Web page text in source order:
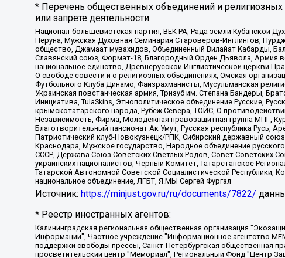
* Перечень общественных объединений и
или запрете деятельности:
Национал-большевистская партия, ВЕК РА, Рада земли Кубанской
Перуна, Мужская Духовная Семинария Староверов-Инглингов,
общество, Джамаат мувахидов, Объединенный Вилайат Кабарды,
Славянский союз, Формат-18, Благородный Орден Дьявола, Армия
национальное единство, Древнерусской Инглистической церкви
О свободе совести и о религиозных объединениях, Омская
Футбольного Клуба Динамо, Файзрахманисты, Мусульманская
Украинская повстанческая армия, Тризуб им. Степана Бандеры,
Инициатива, TulaSkins, Этнополитическое объединение Русские,
крымскотатарского народа, Рубеж Севера, ТОЙС, О
Независимость, Фирма, Молодежная правозащитная группа МПГ,
Благотворительный пансионат Ак Умут, Русская республика Русь,
Патриотический клуб-Новокузнецк/РПК, Сибирский державный
Краснодара, Мужское государство, Народное объединение
СССР, Держава Союз Советских Светлых Родов, Совет Советских
украинских националистов, Черный Комитет, Татарстанское
Татарской Автономной Советской Социалистической Республики,
национальное объединение, ЛГБТ, Я.МЫ Сергей Фургал
Источник: https://minjust.gov.ru/ru/documents/7822/
* Реестр иностранных агентов:
Калининградская региональная общественная организация "Экозащита!-Женсовет", Фонд содействия защите прав и свобод граждан "Общественный вердикт", Фонд "Институт Развития Свободы Информации", Частное учреждение "Информационное агентство МЕМО. РУ", Региональная общественная организация "Общественная комиссия по сохранению наследия академика Сахарова", Фонд поддержки свободы прессы, Санкт-Петербургская общественная правозащитная организация "Гражданский контроль", Межрегиональная общественная организация "Информационно-просветительский центр "Мемориал", Региональный Фонд "Центр Защиты Прав Средств Массовой Информации", с 05.12.2023 Фонд "Центр Защиты Прав Средств массовой информации", Региональная общественная благотворительная организация помощи беженцам и мигрантам "Гражданское содействие", Негосударственное образовательное учреждение дополнительного профессионального образования (повышение квалификации) специалистов "АКАДЕМИЯ ПО ПРАВАМ ЧЕЛОВЕКА", Свердловская региональная общественная организация "Сутяжник", Автономная некоммерческая организация "Центр независимых социологических исследований", Союз общественных объединений "Российский исследовательский центр по правам человека", Региональное общественное учреждение научно-информационный центр "МЕМОРИАЛ", Некоммерческая организация "Фонд защиты гласности", Автономная некоммерческая организация "Институт прав человека", Городская общественная организация "Екатеринбургское общество "МЕМОРИАЛ", Городская общественная организация "Рязанское историко-просветительское и правозащитное общество "Мемориал" (Рязанский Мемориал), Челябинский региональный орган общественной самодеятельности – женское общественное объединение "Женщины Евразии", Челябинский региональный орган общественной самодеятельности "Уральская правозащитная группа", Фонд содействия защите здоровья и социальной справедливости имени Андрея Рылькова, Автономная Некоммерческая Организация "Аналитический Центр Юрия Левады", Автономная некоммерческая организация социальной поддержки населения "Проект Апрель", Региональная общественная организация помощи женщинам и детям, находящимся в кризисной ситуации "Информационно-методический центр "Анна", Фонд содействия развитию массовых коммуникаций и правовому просвещению "Так-так-Так", Фонд содействия устойчивому развитию "Серебряная тайга", Свердловский региональный общественный фонд социальных проектов "Новое время", "Idel.Реалии", Кавказ.Реалии, Крым.Реалии, Телеканал Настоящее Время, Татаро-башкирская служба Радио Свобода (Azatliq Radiosi), Радио Свободная Европа/Радио Свобода (PCE/PC), "Сибирь.Реалии", "Фактограф", Благотворительный фонд помощи осужденным и их семьям, Автономная некоммерческая организация "Институт глобализации и социальных движений", Фонд "В защиту прав заключенных", Частное учреждение "Центр поддержки и содействия развитию средств массовой информации", Пензенский региональный общественный благотворительный фонд "Гражданский союз", "Север.Реалии", Некоммерческая организация Фонд "Правовая инициатива", Общество с ограниченной ответственностью "Радио Свободная Европа/Радио Свобода", Чешское информационное агентство "MEDIUM-ORIENT", Красноярская региональная общественная организация "Мы против СПИДа", Камалягин Денис Николаевич, Маркелов Сергей Евгеньевич, Пономарев Лев Александрович, Савицкая Людмила Алексеевна, Автономная некоммерческая организация "Центр по работе с проблемой